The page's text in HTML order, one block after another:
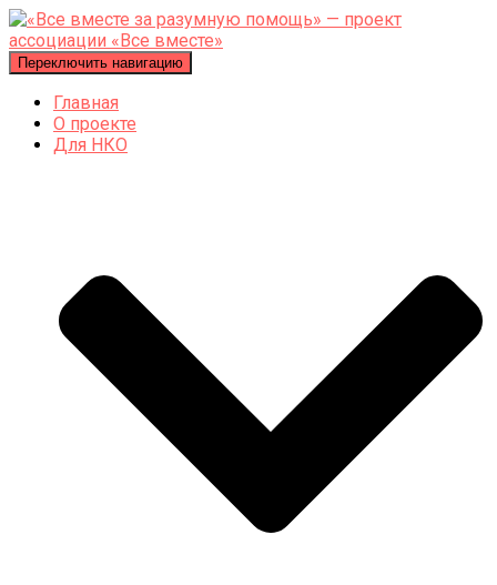
Переключить навигацию
Главная
О проекте
Для НКО